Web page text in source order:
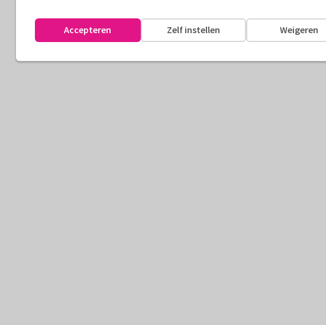
Weigeren
Zelf instellen
Accepteren